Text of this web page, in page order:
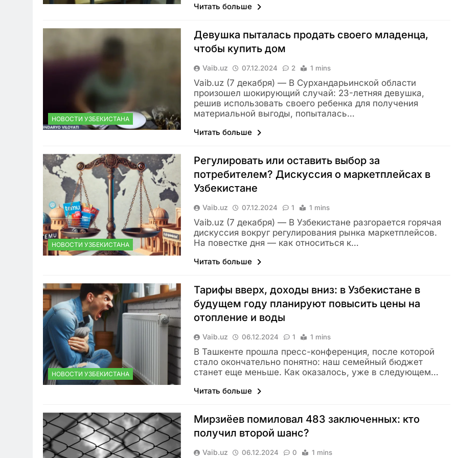
Читать больше
НОВОСТИ УЗБЕКИСТАНА
Девушка пыталась продать своего младенца,
чтобы купить дом
Vaib.uz 07.12.2024 2 1 mins
Vaib.uz (7 декабря) — В Сурхандарьинской области
произошел шокирующий случай: 23-летняя девушка,
решив использовать своего ребенка для получения
материальной выгоды, попыталась…
Читать больше
НОВОСТИ УЗБЕКИСТАНА
Регулировать или оставить выбор за
потребителем? Дискуссия о маркетплейсах в
Узбекистане
Vaib.uz 07.12.2024 1 1 mins
Vaib.uz (7 декабря) — В Узбекистане разгорается горячая
дискуссия вокруг регулирования рынка маркетплейсов.
На повестке дня — как относиться к…
Читать больше
НОВОСТИ УЗБЕКИСТАНА
Тарифы вверх, доходы вниз: в Узбекистане в
будущем году планируют повысить цены на
отопление и воды
Vaib.uz 06.12.2024 1 1 mins
В Ташкенте прошла пресс-конференция, после которой
стало окончательно понятно: наш семейный бюджет
станет еще меньше. Как оказалось, уже в следующем…
Читать больше
Мирзиёев помиловал 483 заключенных: кто
получил второй шанс?
Vaib.uz 06.12.2024 0 1 mins